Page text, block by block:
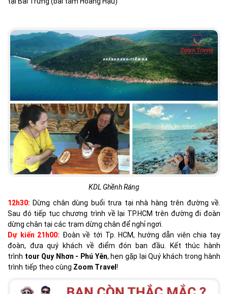
KDL Ghềnh Ráng
12h30: Dừng chân dùng buổi trưa tại nhà hàng trên đường về.
Sau đó tiếp tục chương trình về lại TP.HCM trên đường đi đoàn
dừng chân tại các trạm dừng chân để nghỉ ngơi.
Dự kiến 21h00: Đoàn về tới Tp. HCM, hướng dẫn viên chia tay
đoàn, đưa quý khách về điểm đón ban đầu. Kết thúc hành
trình tour Quy Nhơn - Phú Yên, hẹn gặp lại Quý khách trong hành
trình tiếp theo cùng Zoom Travel !